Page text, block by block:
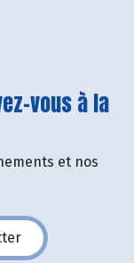
vous à la
et nos